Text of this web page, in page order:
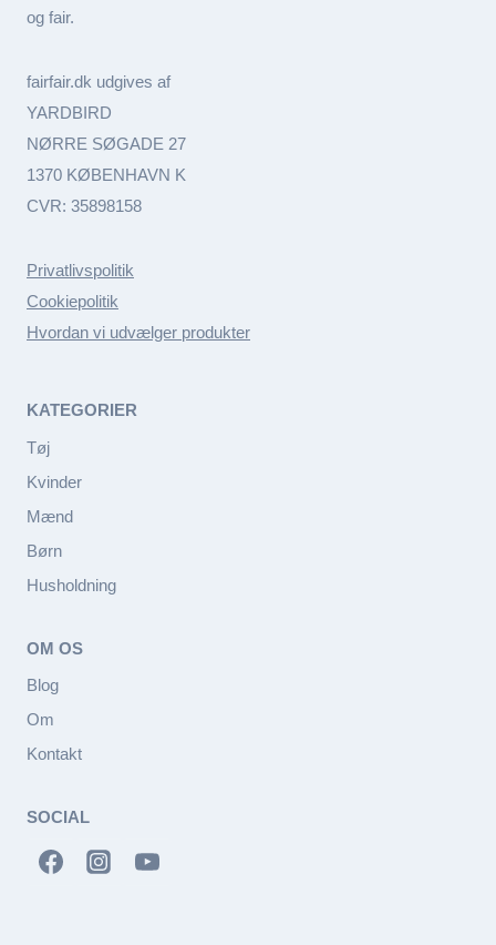
og fair.
fairfair.dk udgives af
YARDBIRD
NØRRE SØGADE 27
1370 KØBENHAVN K
CVR: 35898158
Privatlivspolitik
Cookiepolitik
Hvordan vi udvælger produkter
KATEGORIER
Tøj
Kvinder
Mænd
Børn
Husholdning
OM OS
Blog
Om
Kontakt
SOCIAL